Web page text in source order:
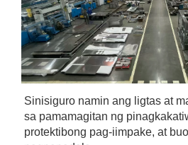
Sinisiguro namin ang ligtas at
sa pamamagitan ng
protektibong pag-iimpake, at